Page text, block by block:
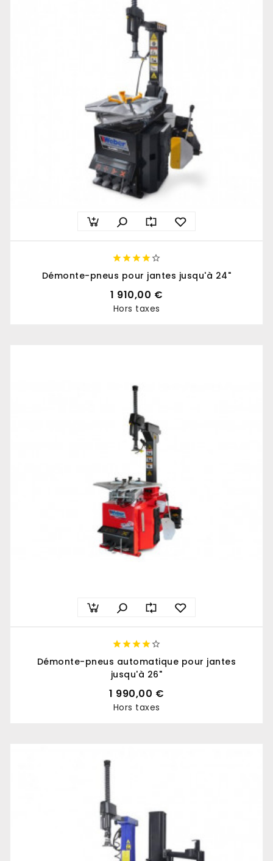

Démonte-pneus pour jantes jusqu'à 24"
1 910,00 €
Hors taxes

Démonte-pneus automatique pour jantes
jusqu'à 26"
1 990,00 €
Hors taxes